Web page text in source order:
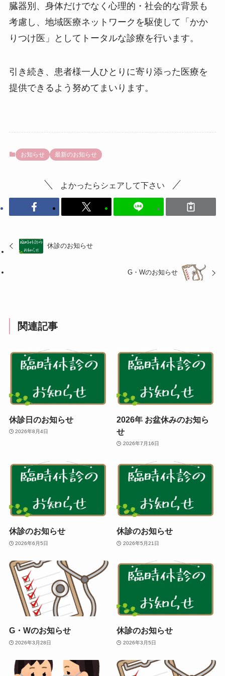
臓器別、身体だけでなく心理的・社会的な背景も
考慮し、地域医療ネットワークを駆使して「かか
りつけ医」としてトータルな診療を行います。
引き続き、患者様一人ひとりに寄り添った医療を
提供できるよう努めてまいります。
お知らせ 最新のお知らせ
よかったらシェアして下さい
休診のお知らせ
G・Wのお知らせ
関連記事
休診日のお知らせ
2026年8月4日
2026年 お盆休みのお知ら
せ
2026年7月16日
休診のお知らせ
2026年6月5日
休診のお知らせ
2026年5月21日
G・Wのお知らせ
2026年3月28日
休診のお知らせ
2026年3月5日